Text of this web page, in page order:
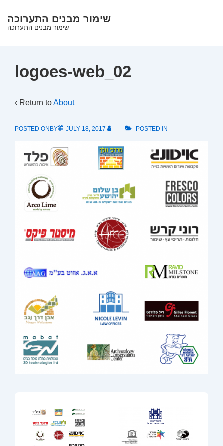
Skip
Main
שימור מבנים התערוכה
שימור מבנים התערוכה
logoes-web_02
‹ Return toAbout
POSTED ONBY JULY 18, 2017 POSTED IN